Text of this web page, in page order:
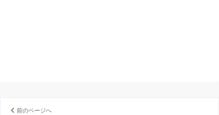
前のページへ